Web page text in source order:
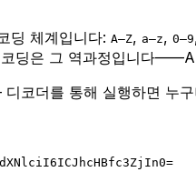
딩 체계입니다: A–Z, a–z, 0–9
딩은 그 역과정입니다
더를 통해 실행하면 누